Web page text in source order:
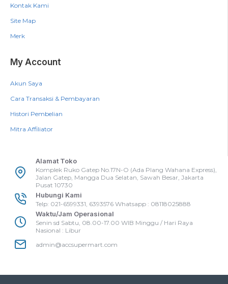
Kontak Kami
Site Map
Merk
My Account
Akun Saya
Cara Transaksi & Pembayaran
Histori Pembelian
Mitra Affiliator
Alamat Toko
Komplek Ruko Gatep No.17N-O (Ada Plang Wahana Express),
Jalan Gatep, Mangga Dua Selatan, Sawah Besar, Jakarta
Pusat 10730
Hubungi Kami
Telp: 021-6599331, 6393576 Whatsapp : 08118025888
Waktu/Jam Operasional
Senin sd Sabtu, 08.00-17.00 WIB Minggu / Hari Raya
Nasional : Libur
admin@accsupermart.com